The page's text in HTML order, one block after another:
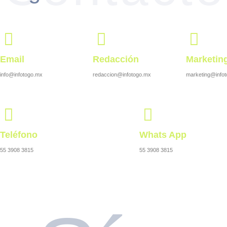
Email
info@infotogo.mx
Redacción
redaccion@infotogo.mx
Teléfono
55 3908 3815
Whats App
55 3908 3815